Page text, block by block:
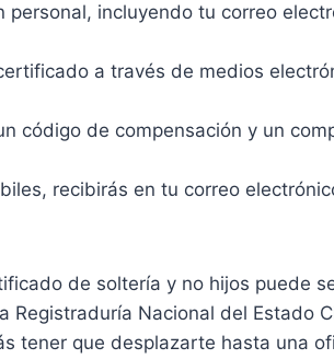
incluyendo tu correo
a través de medios
código de compensación y un
recibirás en tu correo
de soltería y no hijos puede
Registraduría Nacional del Estado
tener que desplazarte hasta una